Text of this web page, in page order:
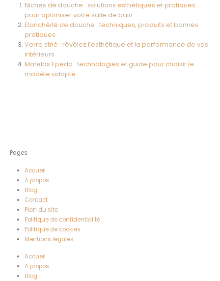
Niches de douche : solutions esthétiques et pratiques
pour optimiser votre salle de bain
Étanchéité de douche : techniques, produits et bonnes
pratiques
Verre strié : révélez l’esthétique et la performance de vos
intérieurs
Matelas Epeda : technologies et guide pour choisir le
modèle adapté
Pages
Accueil
A propos
Blog
Contact
Plan du site
Politique de confidentialité
Politique de cookies
Mentions légales
Accueil
A propos
Blog